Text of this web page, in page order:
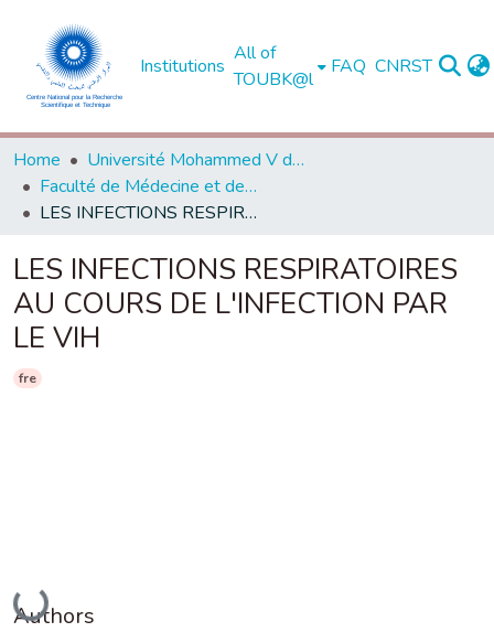
Institutions
All of
TOUBK@l
FAQ CNRST
Home
Université Mohammed V de Rabat
Faculté de Médecine et de Pharmacie - Rabat
LES INFECTIONS RESPIRATOIRES AU COURS DE L'INFECTION PAR LE VIH
LES INFECTIONS RESPIRATOIRES
AU COURS DE L'INFECTION PAR
LE VIH
fre
Loading...
Authors